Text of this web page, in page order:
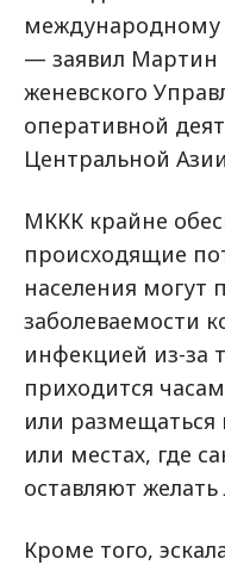
международному
— заявил
женевского
оперативной
Центральной
МККК крайне
происходящие
населения могут
заболеваемости
инфекцией из-за
приходится
или размещаться
или местах, где
оставляют
Кроме того,